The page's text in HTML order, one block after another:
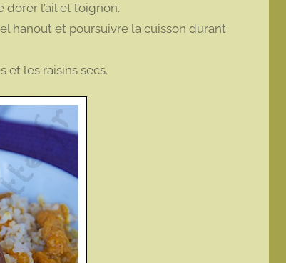
l’ail et l’oignon.
hanout et poursuivre la cuisson durant
et les raisins secs.